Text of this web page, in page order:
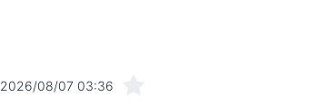
2026/08/07 03:36